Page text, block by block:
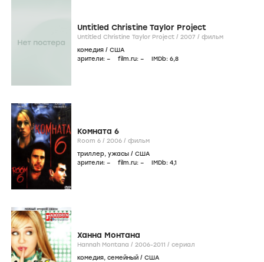
Untitled Christine Taylor Project
Untitled Christine Taylor Project / 2007 / фильм
комедия / США
зрители: – film.ru: – IMDb: 6,8
Комната 6
Room 6 / 2006 / фильм
триллер, ужасы / США
зрители: – film.ru: – IMDb: 4,1
Ханна Монтана
Hannah Montana / 2006-2011 / сериал
комедия, семейный / США